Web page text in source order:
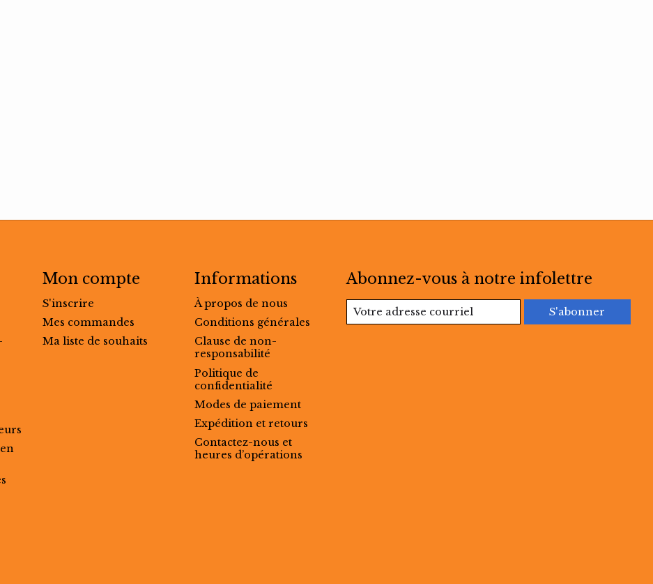
Mon compte
S'inscrire
Mes commandes
Ma liste de souhaits
Informations
À propos de nous
Conditions générales
Clause de non-
responsabilité
Politique de
confidentialité
Modes de paiement
Expédition et retours
Contactez-nous et
heures d’opérations
Abonnez-vous à notre infolettre
S'abonner